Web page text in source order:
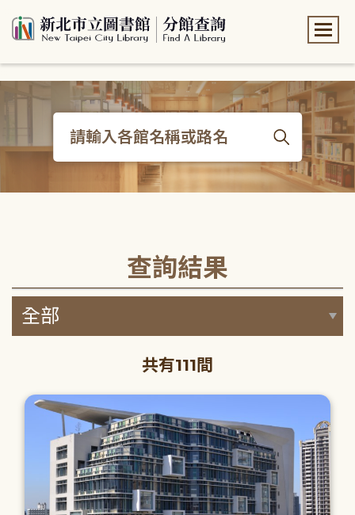
查詢結果
共有111間